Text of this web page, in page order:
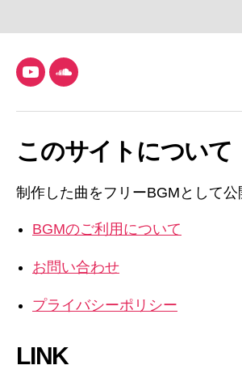
YouTubeSoundCloud
このサイトについて
制作した曲をフリーBGMとして公
BGMのご利用について
お問い合わせ
プライバシーポリシー
LINK